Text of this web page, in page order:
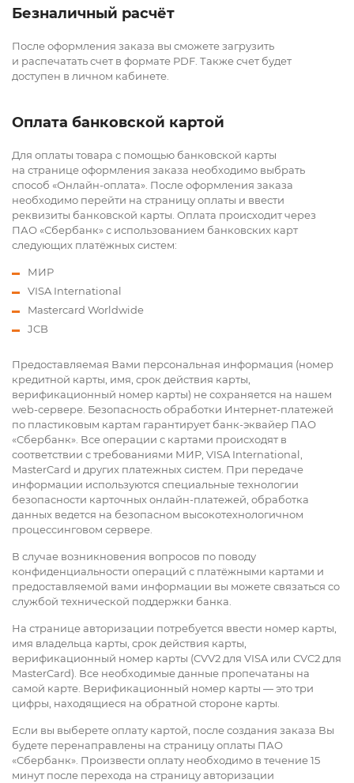
Безналичный расчёт
После оформления заказа вы сможете загрузить
и распечатать счет в формате PDF. Также счет будет
доступен в личном кабинете.
Оплата банковской картой
Для оплаты товара с помощью банковской карты
на странице оформления заказа необходимо выбрать
способ «Онлайн-оплата». После оформления заказа
необходимо перейти на страницу оплаты и ввести
реквизиты банковской карты. Оплата происходит через
ПАО «Сбербанк» с использованием банковских карт
следующих платёжных систем:
МИР
VISA International
Mastercard Worldwide
JCB
Предоставляемая Вами персональная информация (номер
кредитной карты, имя, срок действия карты,
верификационный номер карты) не сохраняется на нашем
web-сервере. Безопасность обработки Интернет-платежей
по пластиковым картам гарантирует банк-эквайер ПАО
«Сбербанк». Все операции с картами происходят в
соответствии с требованиями МИР, VISA International,
MasterCard и других платежных систем. При передаче
информации используются специальные технологии
безопасности карточных онлайн-платежей, обработка
данных ведется на безопасном высокотехнологичном
процессинговом сервере.
В случае возникновения вопросов по поводу
конфиденциальности операций с платёжными картами и
предоставляемой вами информации вы можете связаться со
службой технической поддержки банка.
На странице авторизации потребуется ввести номер карты,
имя владельца карты, срок действия карты,
верификационный номер карты (CVV2 для VISA или CVC2 для
MasterCard). Все необходимые данные пропечатаны на
самой карте. Верификационный номер карты — это три
цифры, находящиеся на обратной стороне карты.
Если вы выберете оплату картой, после создания заказа Вы
будете перенаправлены на страницу оплаты ПАО
«Сбербанк». Произвести оплату необходимо в течение 15
минут после перехода на страницу авторизации